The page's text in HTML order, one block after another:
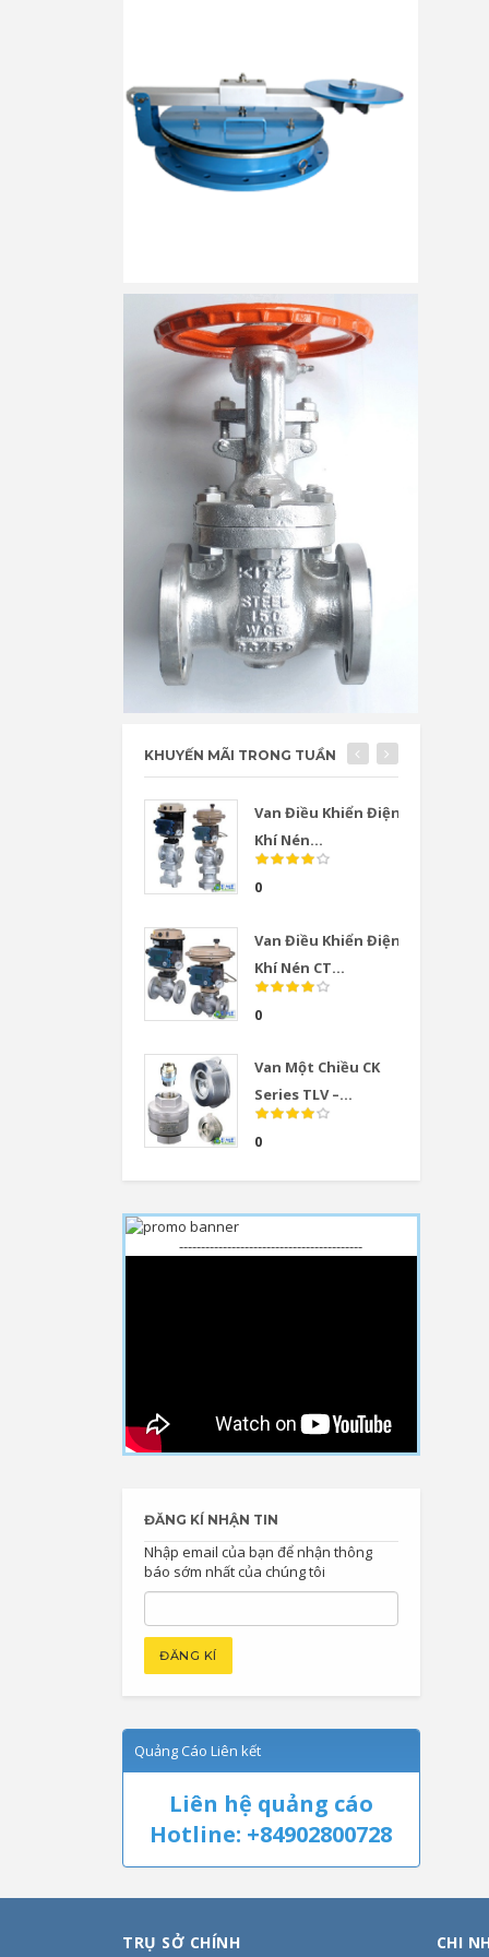
KHUYẾN MÃI TRONG TUẦN
Van Điều Khiển Điện
Khí Nén...
0
Van Điều Khiển Điện
Khí Nén CT...
0
Van Một Chiều CK
Series TLV –...
0
------------------------------------------
ĐĂNG KÍ NHẬN TIN
Nhập email của bạn để nhận thông
báo sớm nhất của chúng tôi
Quảng Cáo Liên kết
Liên hệ quảng cáo
Hotline: +84902800728
TRỤ SỞ CHÍNH CHI